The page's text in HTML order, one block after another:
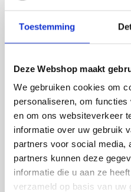
Toestemming
Deze Webshop maakt
We gebruiken cookies om
personaliseren, om
en om ons websiteverkeer
informatie over uw gebruik
partners voor social media,
partners kunnen deze
informatie die u aan ze
verzameld op basis van uw
BESTELINCLUSIEF
LED lamp 6 watt
E27